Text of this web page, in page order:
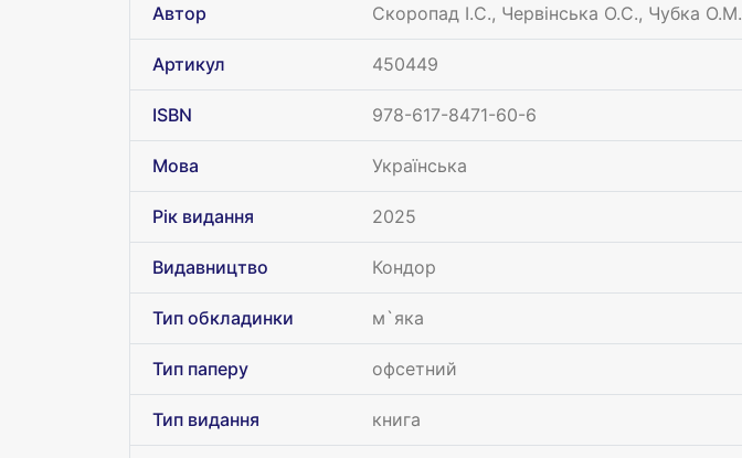
Автор Скоропад І.С., Червінська О.С., Чубка О.М.
Артикул 450449
ISBN 978-617-8471-60-6
Мова Українська
Рік видання 2025
Видавництво Кондор
Тип обкладинки м`яка
Тип паперу офсетний
Тип видання книга